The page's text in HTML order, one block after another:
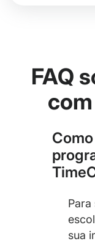
FAQ
sua